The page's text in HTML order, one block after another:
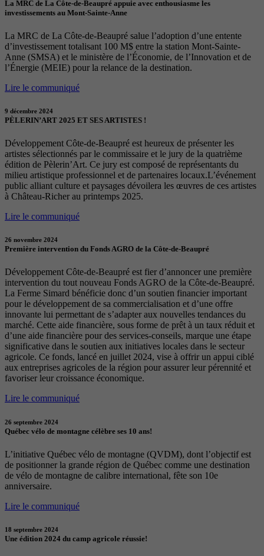
La MRC de La Côte-de-Beaupré appuie avec enthousiasme les
investissements au Mont-Sainte-Anne
La MRC de La Côte-de-Beaupré salue l’adoption d’une entente
d’investissement totalisant 100 M$ entre la station Mont-Sainte-
Anne (SMSA) et le ministère de l’Économie, de l’Innovation et de
l’Énergie (MEIE) pour la relance de la destination.
Lire le communiqué
9 décembre 2024
PÈLERIN’ART 2025 ET SES ARTISTES !
Développement Côte-de-Beaupré est heureux de présenter les
artistes sélectionnés par le commissaire et le jury de la quatrième
édition de Pèlerin’Art. Ce jury est composé de représentants du
milieu artistique professionnel et de partenaires locaux.L’événement
public alliant culture et paysages dévoilera les œuvres de ces artistes
à Château-Richer au printemps 2025.
Lire le communiqué
26 novembre 2024
Première intervention du Fonds AGRO de la Côte-de-Beaupré
Développement Côte-de-Beaupré est fier d’annoncer une première
intervention du tout nouveau Fonds AGRO de la Côte-de-Beaupré.
La Ferme Simard bénéficie donc d’un soutien financier important
pour le développement de sa commercialisation et d’une offre
innovante lui permettant de s’adapter aux nouvelles tendances du
marché. Cette aide financière, sous forme de prêt à un taux réduit et
d’une aide financière pour des services-conseils, marque une étape
significative dans le soutien aux initiatives locales dans le secteur
agricole. Ce fonds, lancé en juillet 2024, vise à offrir un appui ciblé
aux entreprises agricoles de la région pour assurer leur pérennité et
favoriser leur croissance économique.
Lire le communiqué
26 septembre 2024
Québec vélo de montagne célèbre ses 10 ans!
L’initiative Québec vélo de montagne (QVDM), dont l’objectif est
de positionner la grande région de Québec comme une destination
de vélo de montagne de calibre international, fête son 10e
anniversaire.
Lire le communiqué
18 septembre 2024
Une édition 2024 du camp agricole réussie!